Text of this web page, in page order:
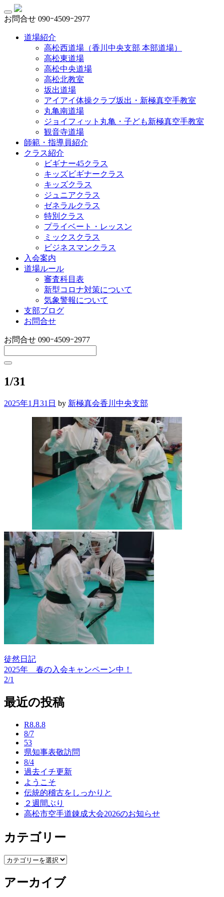
お問合せ 090ｰ4509ｰ2977
道場紹介
高松西道場（香川中央支部 本部道場）
高松東道場
高松中央道場
高松北教室
坂出道場
アイアイ体操クラブ坂出・新極真空手教室
丸亀南道場
ジョイフィット丸亀・子ども新極真空手教室
観音寺道場
師範・指導員紹介
クラス紹介
ビギナー45クラス
キッズビギナークラス
キッズクラス
ジュニアクラス
ゼネラルクラス
特別クラス
プライベート・レッスン
ミックスクラス
ビジネスマンクラス
入会案内
道場ルール
審査科目表
新型コロナ対策について
気象警報について
支部ブログ
お問合せ
お問合せ 090ｰ4509ｰ2977
1/31
2025年1月31日 by 新極真会香川中央支部
徒然日記
投
ナ
2025年 春の入会キャンペーン中！
2/1
最近の投稿
R8.8.8
8/7
53
県知事表敬訪問
8/4
過去イチ更新
ようこそ
伝統的稽古をしっかりと
２週間ぶり
高松市空手道錬成大会2026のお知らせ
カテゴリー
カ
ゴ
アーカイブ